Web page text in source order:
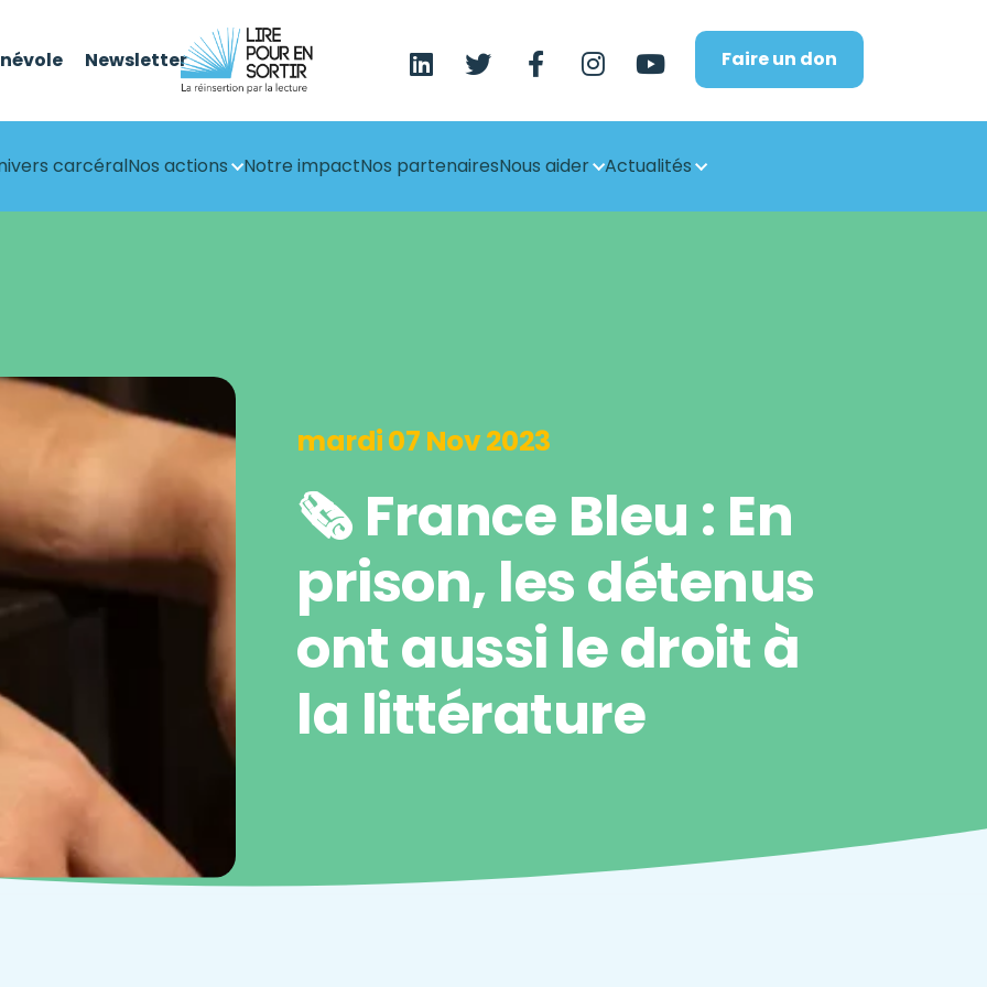
Faire un don
Newsletter
carcéralNos actions Notre impactNos partenairesNous aider Actualités
mardi 07 Nov 2023
🗞️ France Bleu : En
prison, les détenus
ont aussi le droit à
la littérature